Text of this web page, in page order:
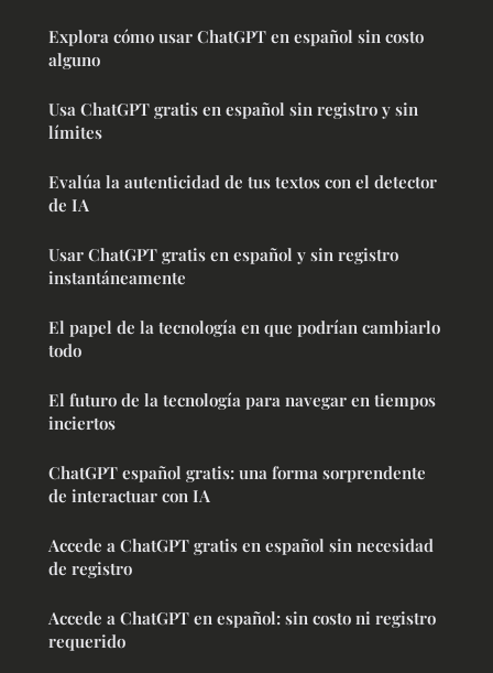
Explora cómo usar ChatGPT en español sin costo
alguno
Usa ChatGPT gratis en español sin registro y sin
límites
Evalúa la autenticidad de tus textos con el detector
de IA
Usar ChatGPT gratis en español y sin registro
instantáneamente
El papel de la tecnología en que podrían cambiarlo
todo
El futuro de la tecnología para navegar en tiempos
inciertos
ChatGPT español gratis: una forma sorprendente
de interactuar con IA
Accede a ChatGPT gratis en español sin necesidad
de registro
Accede a ChatGPT en español: sin costo ni registro
requerido